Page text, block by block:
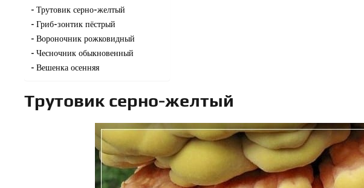
Трутовик серно-желтый
Гриб-зонтик пёстрый
Вороночник рожковидный
Чесночник обыкновенный
Вешенка осенняя
Трутовик серно-желтый